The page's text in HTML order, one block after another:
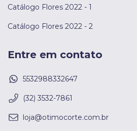
Catálogo Flores 2022 - 1
Catálogo Flores 2022 - 2
Entre em contato
5532988332647
(32) 3532-7861
loja@otimocorte.com.br